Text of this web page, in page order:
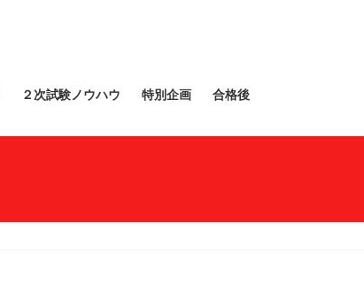
２次試験ノウハウ 特別企画 合格後